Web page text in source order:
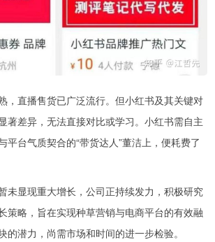
，直播售货已广泛流行。但小红书及其关键对
著差异，无法直接对比或学习。小红书需自主
平台气质契合的“带货达人”董洁上，便耗费了
未显现重大增长，公司正持续发力，积极研究
策略，旨在实现种草营销与电商平台的有效融
的潜力，尚需市场和时间的进一步检验。